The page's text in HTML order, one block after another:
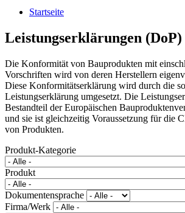
Startseite
Leistungserklärungen (DoP)
Die Konformität von Bauprodukten mit
Vorschriften wird von deren Herstellern
Diese Konformitätserklärung wird durch die
Leistungserklärung umgesetzt. Die
Bestandteil der Europäischen
und sie ist gleichzeitig Voraussetzung für die
von Produkten.
Produkt-Kategorie
Produkt
Dokumentensprache
Firma/Werk